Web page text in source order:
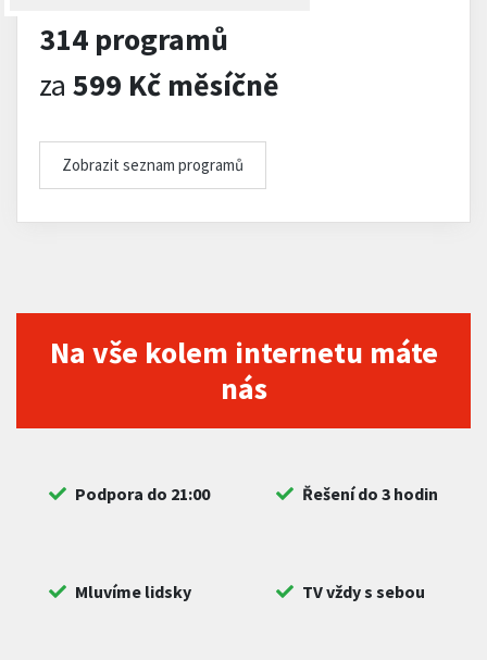
314 programů
za 599 Kč měsíčně
Zobrazit seznam programů
Na vše kolem internetu máte
nás
Podpora do 21:00 Řešení do 3 hodin
Mluvíme lidsky TV vždy s sebou